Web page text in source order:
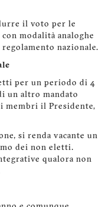
il voto per le
modalità analoghe
nazionale.
per un periodo di 4
un altro mandato
membri il Presidente,
si renda vacante un
dei non eletti.
qualora non